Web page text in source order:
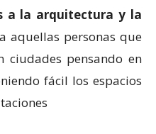
a la arquitectura y la
aquellas personas que
pensando en
fácil los espacios